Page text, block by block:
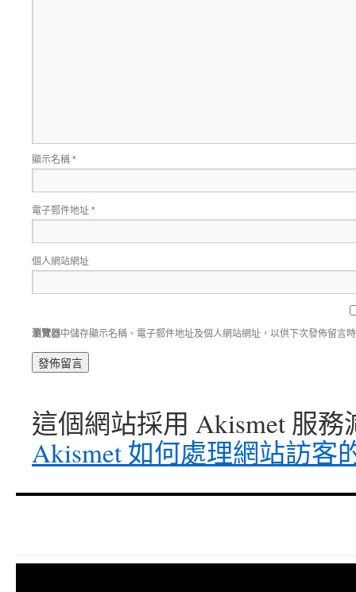
顯示名稱*
電子郵件地址*
個人網站網址
瀏覽器中儲存顯示名稱、電子郵件地址及個人網站網址，以供下次發佈留言
這個網站採用 Akismet 服
Akismet 如何處理網站訪客